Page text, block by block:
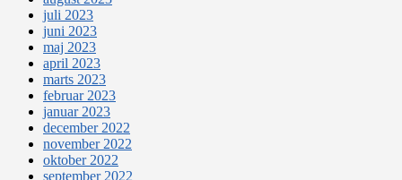
juli 2023
juni 2023
maj 2023
april 2023
marts 2023
februar 2023
januar 2023
december 2022
november 2022
oktober 2022
september 2022